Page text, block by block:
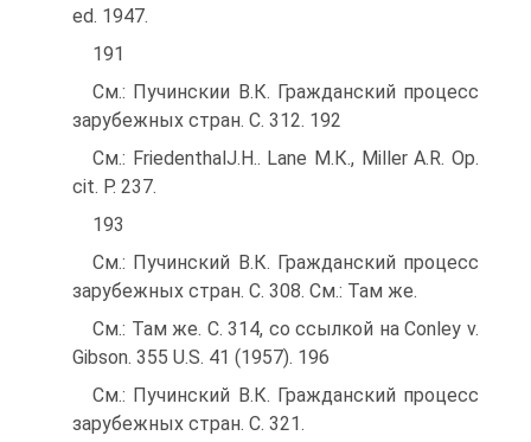
ed. 1947.
191
См.: Пучинскии В.К. Гражданский процесс
зарубежных стран. С. 312. 192
См.: FriedenthalJ.H.. Lane М.К., Miller A.R. Op.
cit. P. 237.
193
См.: Пучинский В.К. Гражданский процесс
зарубежных стран. С. 308. См.: Там же.
См.: Там же. С. 314, со ссылкой на Conley v.
Gibson. 355 U.S. 41 (1957). 196
См.: Пучинский В.К. Гражданский процесс
зарубежных стран. С. 321.